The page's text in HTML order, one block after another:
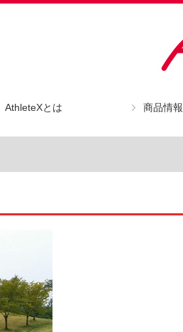
AthleteXとは
スポーツ化粧品の機能
AthleteXの使い方と肌へのこだわり
商品情報